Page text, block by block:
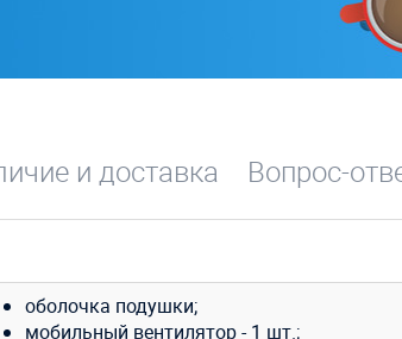
и доставка Вопрос-
оболочка подушки;
мобильный вентилятор - 1 шт.;